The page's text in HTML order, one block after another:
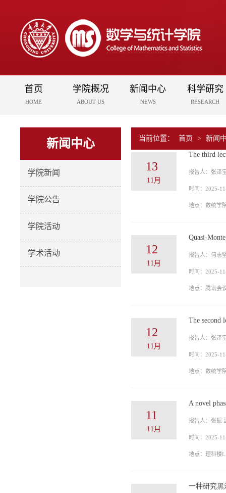
首页
HOME
学院概况
ABOUT US
新闻中心
NEWS
科学研究
RESEARCH
新闻中心
学院新闻
学院公告
学院活动
学术活动
当前位置： 首页 > 新闻
13
11月
The third
报告人：张泽
时间：2025-
地点：数统学
12
11月
Quasi-
报告人：何志
时间：2025-
地点：腾讯会
12
11月
The second
报告人：张泽
时间：2025-
地点：数统学
11
11月
A novel
报告人：张振
时间：2025-
地点：理科楼
一种研究黑